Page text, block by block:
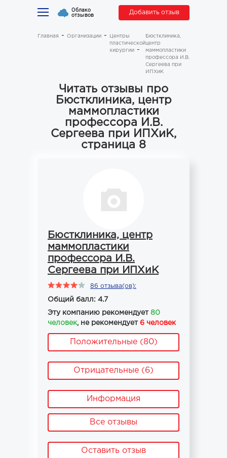
Облако
отзывов Добавить отзыв
Главная Организации
Центры
пластической
хирургии
Бюстклиника,
центр
маммопластики
профессора И.В.
Сергеева при
ИПХиК
Читать отзывы про
Бюстклиника, центр
маммопластики
профессора И.В.
Сергеева при ИПХиК,
страница 8
Бюстклиника, центр
маммопластики
профессора И.В.
Сергеева при ИПХиК
86 отзыва(ов):
Общий балл: 4.7
Эту компанию рекомендует 80
человек, не рекомендует 6 человек
Положительные (80)
Отрицательные (6)
Информация
Все отзывы
Оставить отзыв